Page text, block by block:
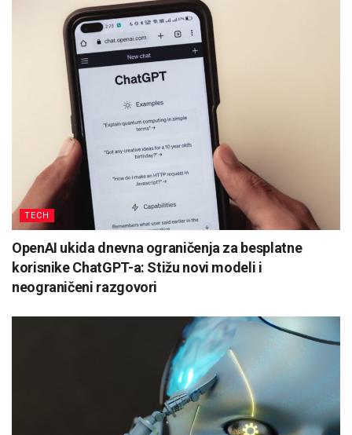
TECH
OpenAI ukida dnevna ograničenja za besplatne
korisnike ChatGPT-a: Stižu novi modeli i
neograničeni razgovori